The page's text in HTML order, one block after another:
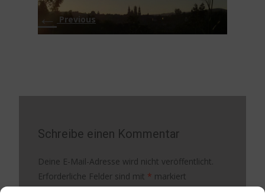
← Previous
Schreibe einen Kommentar
Deine E-Mail-Adresse wird nicht veröffentlicht.
Erforderliche Felder sind mit * markiert